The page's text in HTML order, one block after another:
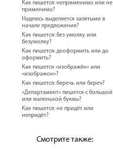
Как пишется: неприменимо или не
применимо?
Надеюсь выделяется запятыми в
начале предложения?
Как пишется: без умолку или
безумолку?
Как пишется: дооформить или до
оформить?
Как пишется «изображён» или
«изображон»?
Как пишется: беречь или береч?
«Департамент» пишется с большой
или маленькой буквы?
Как пишется: не придёт или
непридёт?
Смотрите также: